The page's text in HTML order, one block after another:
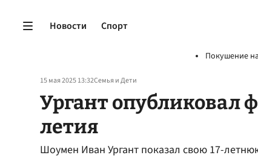
Новости Спорт
Покушение
15 мая 2025 13:32Семья и Дети
Ургант опубликовал
летия
Шоумен Иван Ургант показал свою 17-